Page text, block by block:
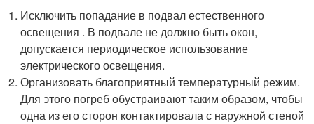
Исключить попадание в подвал естественного
освещения . В подвале не должно быть окон,
допускается периодическое использование
электрического освещения.
Организовать благоприятный температурный режим.
Для этого погреб обустраивают таким образом, чтобы
одна из его сторон контактировала с наружной стеной